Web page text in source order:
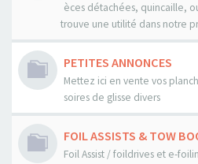
èces détachées, quincaille,
trouve une utilité dans notre
PETITES ANNONCES
Mettez ici en vente vos
soires de glisse divers
FOIL ASSISTS & TOW
Foil Assist / foildrives et e-